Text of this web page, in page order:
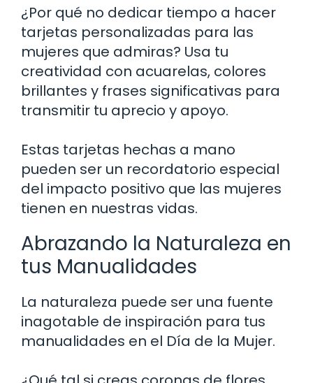
¿Por qué no dedicar tiempo a hacer
tarjetas personalizadas para las
mujeres que admiras? Usa tu
creatividad con acuarelas, colores
brillantes y frases significativas para
transmitir tu aprecio y apoyo.
Estas tarjetas hechas a mano
pueden ser un recordatorio especial
del impacto positivo que las mujeres
tienen en nuestras vidas.
Abrazando la Naturaleza en
tus Manualidades
La naturaleza puede ser una fuente
inagotable de inspiración para tus
manualidades en el Día de la Mujer.